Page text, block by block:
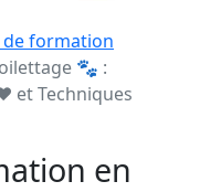
formation
🐾 :
et Techniques
en